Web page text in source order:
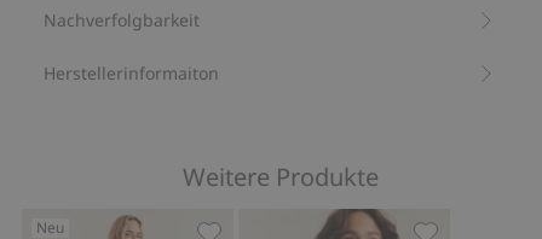
Nachverfolgbarkeit
Herstellerinformaiton
Weitere Produkte
Neu